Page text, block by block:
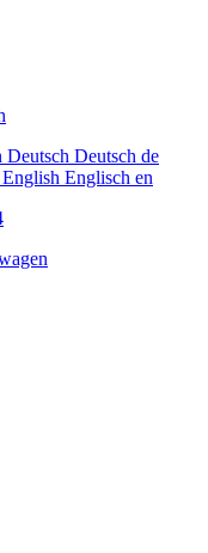
Deutsch Deutsch de
English Englisch en